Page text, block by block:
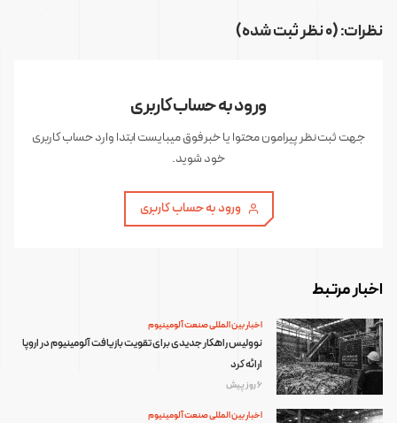
نظرات: (0 نظر ثبت شده)
ورود به حساب کاربری
جهت ثبت نظر پیرامون محتوا یا خبر فوق میبایست ابتدا وارد حساب کاربری
خود شوید.
ورود به حساب کاربری
اخبار مرتبط
اخبار بین المللی صنعت آلومینیوم
نوولیس راهکار جدیدی برای تقویت بازیافت آلومینیوم در اروپا
ارائه کرد
6 روز پیش
اخبار بین المللی صنعت آلومینیوم